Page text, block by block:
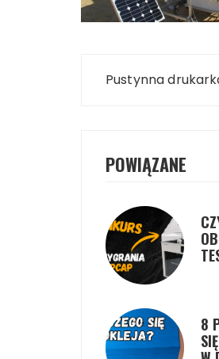
Nawigacja
wpisu
Pustynna
POWIĄZANE
8